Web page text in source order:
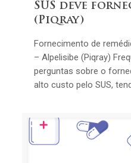
SUS deve
(Piqray)
Fornecimento de
– Alpelisibe (Piqray)
perguntas sobre o
alto custo pelo SUS,